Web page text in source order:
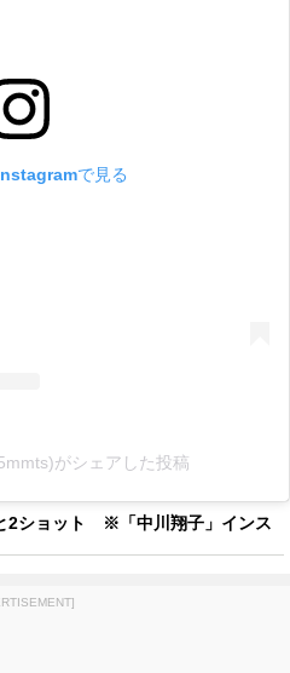
で見る
がシェアした投稿
2ショット ※「中川翔子」インス